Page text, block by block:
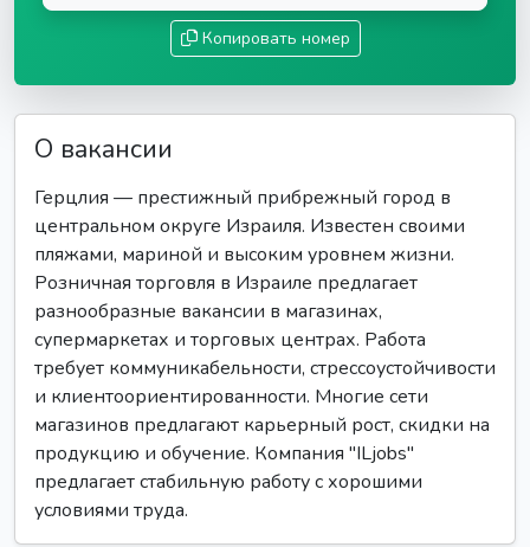
Копировать номер
О вакансии
Герцлия — престижный прибрежный город в
центральном округе Израиля. Известен своими
пляжами, мариной и высоким уровнем жизни.
Розничная торговля в Израиле предлагает
разнообразные вакансии в магазинах,
супермаркетах и торговых центрах. Работа
требует коммуникабельности, стрессоустойчивости
и клиентоориентированности. Многие сети
магазинов предлагают карьерный рост, скидки на
продукцию и обучение. Компания "ILjobs"
предлагает стабильную работу с хорошими
условиями труда.